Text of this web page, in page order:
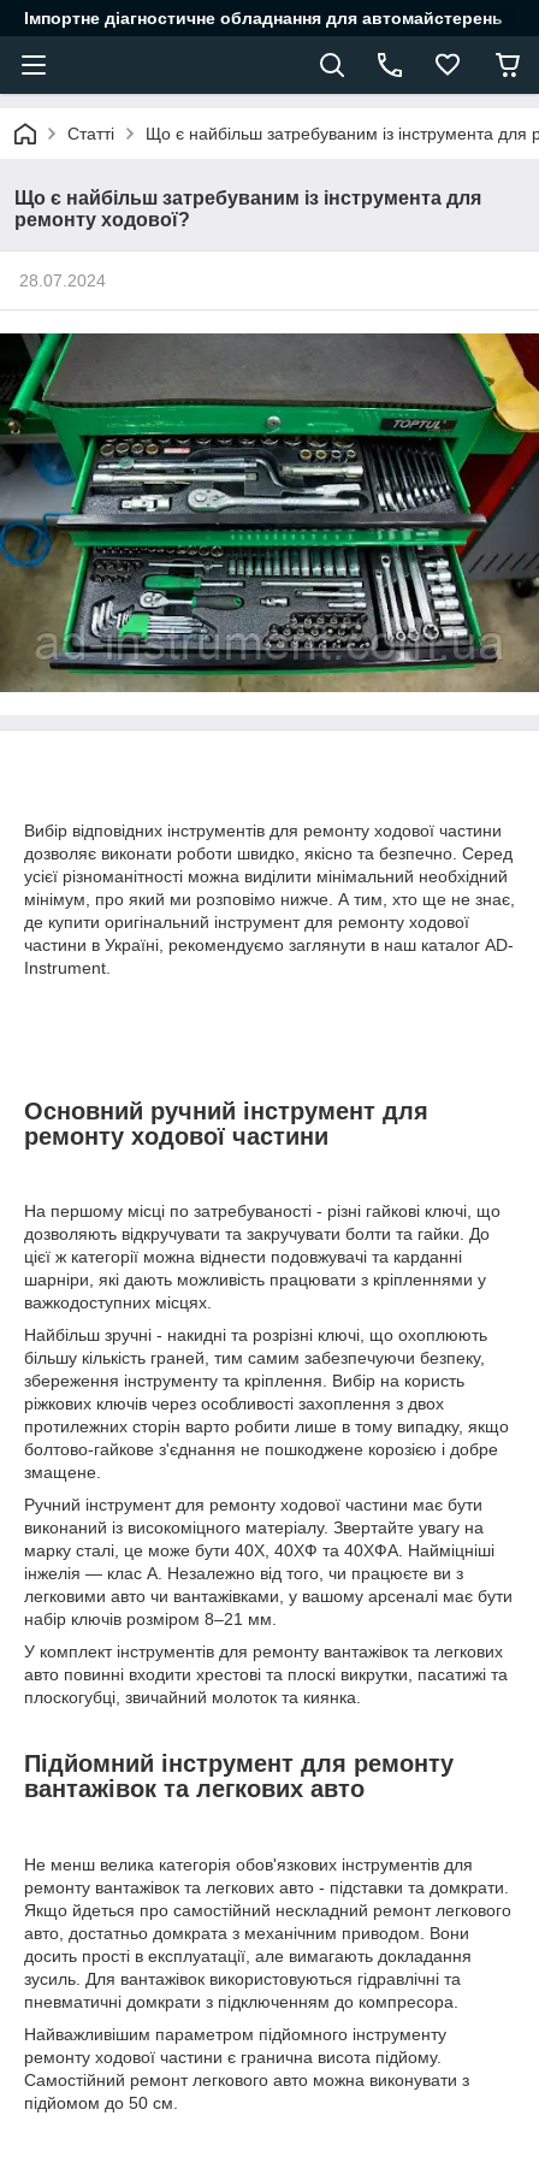
Імпортне діагностичне обладнання для автомайстерень
Статті Що є найбільш затребуваним із інструмента для
Що є найбільш затребуваним із інструмента для
ремонту ходової?
28.07.2024
Вибір відповідних інструментів для ремонту ходової частини
дозволяє виконати роботи швидко, якісно та безпечно. Серед
усієї різноманітності можна виділити мінімальний необхідний
мінімум, про який ми розповімо нижче. А тим, хто ще не знає,
де купити оригінальний інструмент для ремонту ходової
частини в Україні, рекомендуємо заглянути в наш каталог AD-
Instrument.
Основний ручний інструмент для
ремонту ходової частини
На першому місці по затребуваності - різні гайкові ключі, що
дозволяють відкручувати та закручувати болти та гайки. До
цієї ж категорії можна віднести подовжувачі та карданні
шарніри, які дають можливість працювати з кріпленнями у
важкодоступних місцях.
Найбільш зручні - накидні та розрізні ключі, що охоплюють
більшу кількість граней, тим самим забезпечуючи безпеку,
збереження інструменту та кріплення. Вибір на користь
ріжкових ключів через особливості захоплення з двох
протилежних сторін варто робити лише в тому випадку, якщо
болтово-гайкове з'єднання не пошкоджене корозією і добре
змащене.
Ручний інструмент для ремонту ходової частини має бути
виконаний із високоміцного матеріалу. Звертайте увагу на
марку сталі, це може бути 40Х, 40ХФ та 40ХФА. Найміцніші
інжелія — клас А. Незалежно від того, чи працюєте ви з
легковими авто чи вантажівками, у вашому арсеналі має бути
набір ключів розміром 8–21 мм.
У комплект інструментів для ремонту вантажівок та легкових
авто повинні входити хрестові та плоскі викрутки, пасатижі та
плоскогубці, звичайний молоток та киянка.
Підйомний інструмент для ремонту
вантажівок та легкових авто
Не менш велика категорія обов'язкових інструментів для
ремонту вантажівок та легкових авто - підставки та домкрати.
Якщо йдеться про самостійний нескладний ремонт легкового
авто, достатньо домкрата з механічним приводом. Вони
досить прості в експлуатації, але вимагають докладання
зусиль. Для вантажівок використовуються гідравлічні та
пневматичні домкрати з підключенням до компресора.
Найважливішим параметром підйомного інструменту
ремонту ходової частини є гранична висота підйому.
Самостійний ремонт легкового авто можна виконувати з
підйомом до 50 см.